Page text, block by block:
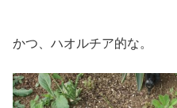
かつ、ハオルチア的な。